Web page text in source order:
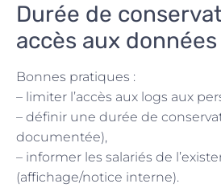
Durée de
accès aux données
Bonnes pratiques :
– limiter l’accès aux logs aux
– définir une durée de
documentée),
– informer les salariés de
(affichage/notice interne).